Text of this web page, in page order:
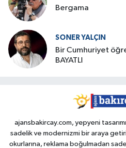
Bergama
SONER YALÇIN
Bir Cumhuriyet
BAYATLI
ajansbakircay.com, yepyeni
sadelik ve modernizmi bir araya
okurlarına, reklama boğulmadan